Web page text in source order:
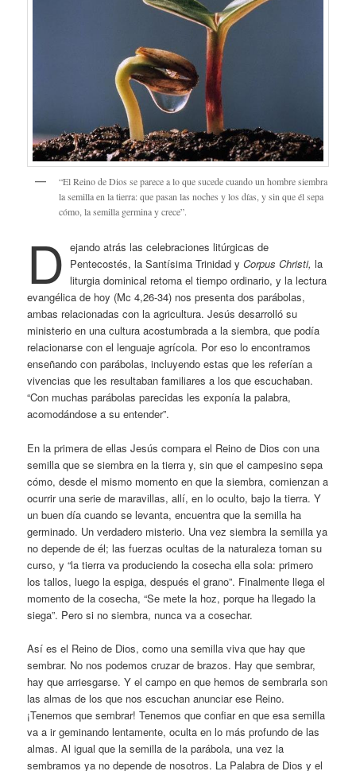
“El Reino de Dios se parece a lo que sucede cuando un hombre siembra
la semilla en la tierra: que pasan las noches y los días, y sin que él sepa
cómo, la semilla germina y crece”.
D ejando atrás las celebraciones litúrgicas de
Pentecostés, la Santísima Trinidad y Corpus Christi, la
liturgia dominical retoma el tiempo ordinario, y la lectura
evangélica de hoy (Mc 4,26-34) nos presenta dos parábolas,
ambas relacionadas con la agricultura. Jesús desarrolló su
ministerio en una cultura acostumbrada a la siembra, que podía
relacionarse con el lenguaje agrícola. Por eso lo encontramos
enseñando con parábolas, incluyendo estas que les referían a
vivencias que les resultaban familiares a los que escuchaban.
“Con muchas parábolas parecidas les exponía la palabra,
acomodándose a su entender”.
En la primera de ellas Jesús compara el Reino de Dios con una
semilla que se siembra en la tierra y, sin que el campesino sepa
cómo, desde el mismo momento en que la siembra, comienzan a
ocurrir una serie de maravillas, allí, en lo oculto, bajo la tierra. Y
un buen día cuando se levanta, encuentra que la semilla ha
germinado. Un verdadero misterio. Una vez siembra la semilla ya
no depende de él; las fuerzas ocultas de la naturaleza toman su
curso, y “la tierra va produciendo la cosecha ella sola: primero
los tallos, luego la espiga, después el grano”. Finalmente llega el
momento de la cosecha, “Se mete la hoz, porque ha llegado la
siega”. Pero si no siembra, nunca va a cosechar.
Así es el Reino de Dios, como una semilla viva que hay que
sembrar. No nos podemos cruzar de brazos. Hay que sembrar,
hay que arriesgarse. Y el campo en que hemos de sembrarla son
las almas de los que nos escuchan anunciar ese Reino.
¡Tenemos que sembrar! Tenemos que confiar en que esa semilla
va a ir geminando lentamente, oculta en lo más profundo de las
almas. Al igual que la semilla de la parábola, una vez la
sembramos ya no depende de nosotros. La Palabra de Dios y el